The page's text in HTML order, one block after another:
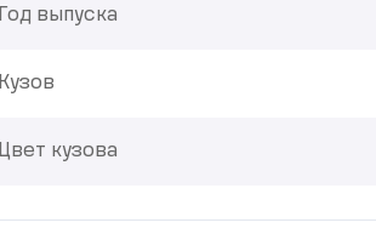
Год выпуска
Кузов
Цвет кузова